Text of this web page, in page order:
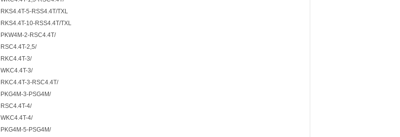
RKS4.4T-5-RSS4.4T/TXL
RKS4.4T-10-RSS4.4T/TXL
PKW4M-2-RSC4.4T/
RSC4.4T-2,5/
RKC4.4T-3/
WKC4.4T-3/
RKC4.4T-3-RSC4.4T/
PKG4M-3-PSG4M/
RSC4.4T-4/
WKC4.4T-4/
PKG4M-5-PSG4M/